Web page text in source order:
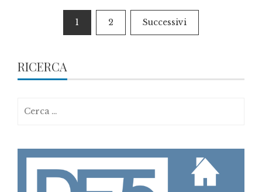
Paginazione
articoli
1 2 Successivi
RICERCA